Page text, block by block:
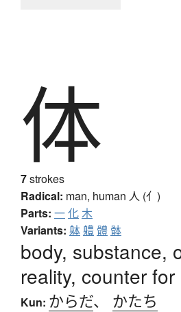
体
7strokes
Radical: man, human 人 (亻)
Parts: 一化木
Variants: 躰軆 體 骵
body, substance,
reality, counter
Kun: からだ、 かたち